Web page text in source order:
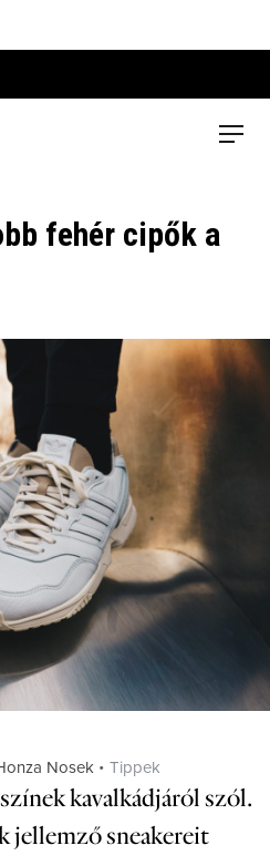
Menu
fehér cipők a
Nosek Categories
Tippek
kavalkádjáról szól.
jellemző sneakereit